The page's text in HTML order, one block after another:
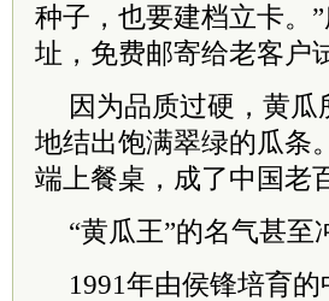
种子，也要建档立卡。
址，免费邮寄给老客户
因为品质过硬，黄
地结出饱满翠绿的瓜条
端上餐桌，成了中国老
“黄瓜王”的名气甚至
1991年由侯锋培育